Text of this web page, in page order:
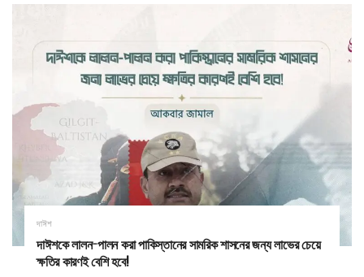
দাঈশ
দাঈশকে লালন-পালন করা পাকিস্তানের সামরিক শাসনের জন্য লাভের চেয়ে
ক্ষতির কারণই বেশি হবে!